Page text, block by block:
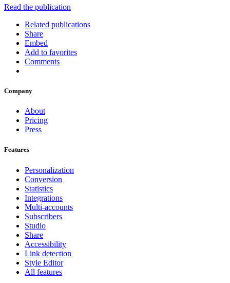
Read the publication
Related publications
Share
Embed
Add to favorites
Comments
Company
About
Pricing
Press
Features
Personalization
Conversion
Statistics
Integrations
Multi-accounts
Subscribers
Studio
Share
Accessibility
Link detection
Style Editor
All features